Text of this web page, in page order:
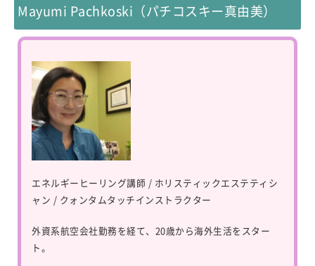
Mayumi Pachkoski（パチコスキー真由美）
エネルギーヒーリング講師 / ホリスティックエステティシ
ャン / クォンタムタッチインストラクター
外資系航空会社勤務を経て、20歳から海外生活をスター
ト。